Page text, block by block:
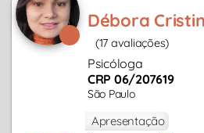
Débora
(17 avaliações)
Psicóloga
CRP 06/207619
São Paulo
Apresentação